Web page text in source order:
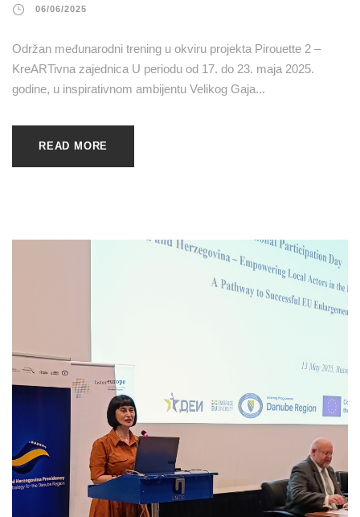
06/06/2025
Održan međunarodni trening u okviru projekta Pirouette 2 –
KreARTivna zajednica U periodu od 17. do 23. maja 2025.
godine, u inspirativnom ambijentu Velikog Gaja...
READ MORE